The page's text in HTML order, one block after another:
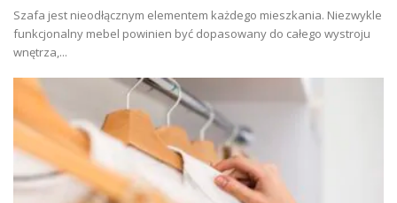
Szafa jest nieodłącznym elementem każdego mieszkania. Niezwykle
funkcjonalny mebel powinien być dopasowany do całego wystroju
wnętrza,...